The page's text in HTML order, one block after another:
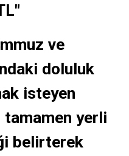
ve
doluluk
isteyen
yerli
belirterek